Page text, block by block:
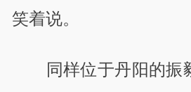
笑着说。
同样位于丹阳的振